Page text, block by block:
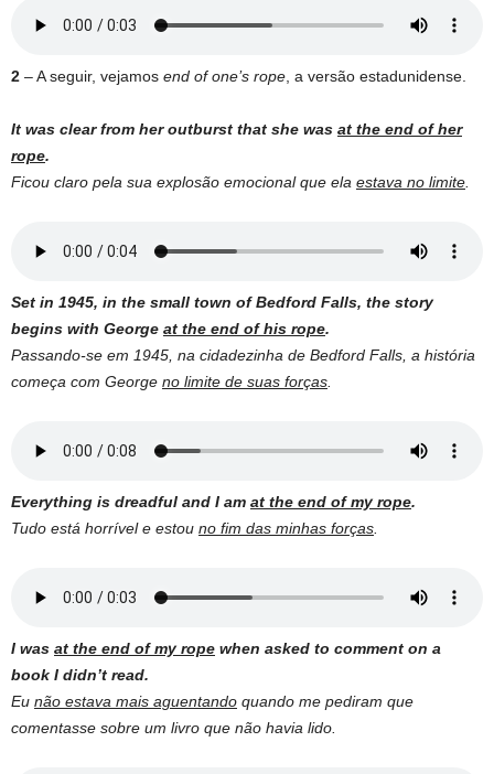
2 – A seguir, vejamos end of one’s rope , a versão estadunidense.
It was clear from her outburst that she was at the end of her
rope.
Ficou claro pela sua explosão emocional que ela estava no limite
Set in 1945, in the small town of Bedford Falls, the story
begins with George at the end of his rope.
Passando-se em 1945, na cidadezinha de Bedford Falls, a história
começa com George no limite de suas forças
Everything is dreadful and I am at the end of my rope.
Tudo está horrível e estou no fim das minhas forças
I was at the end of my rope when asked to comment on a
book I didn’t read.
Eu não estava mais aguentando quando me pediram que
comentasse sobre um livro que não havia lido.